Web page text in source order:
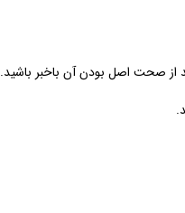
از صحت اصل بودن آن باخبر باشید.